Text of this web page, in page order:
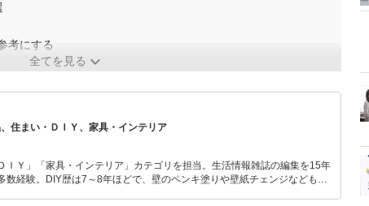
考にする
全てを見る
住まい・ＤＩＹ、家具・インテリア
ＩＹ」「家具・インテリア」カテゴリを担当。生活情報雑誌の編集を15年
数経験。DIY歴は7～8年ほどで、壁のペンキ塗りや壁紙チェンジなどもチ